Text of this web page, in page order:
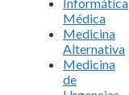
Médica
Medicina
Alternativa
Medicina
de